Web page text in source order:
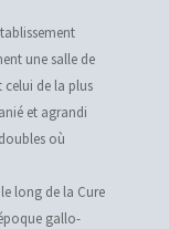
une salle de
celui de la plus
et agrandi
où
long de la Cure
gallo-